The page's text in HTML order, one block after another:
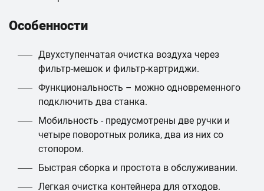
Особенности
Двухступенчатая очистка воздуха через
фильтр-мешок и фильтр-картриджи.
Функциональность – можно одновременного
подключить два станка.
Мобильность - предусмотрены две ручки и
четыре поворотных ролика, два из них со
стопором.
Быстрая сборка и простота в обслуживании.
Легкая очистка контейнера для отходов.